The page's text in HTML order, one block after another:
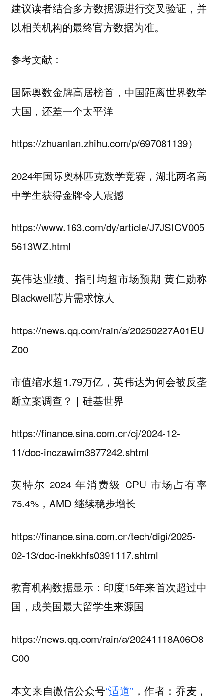
建议读者结合多方数据源进行交叉验证，并
以相关机构的最终官方数据为准。
参考文献：
国际奥数金牌高居榜首，中国距离世界数学
大国，还差一个太平洋
https://zhuanlan.zhihu.com/p/697081139）
2024年国际奥林匹克数学竞赛，湖北两名高
中学生获得金牌令人震撼
https://www.163.com/dy/article/J7JSICV005
5613WZ.html
英伟达业绩、指引均超市场预期 黄仁勋称
Blackwell芯片需求惊人
https://news.qq.com/rain/a/20250227A01EU
Z00
市值缩水超1.79万亿，英伟达为何会被反垄
断立案调查？｜硅基世界
https://finance.sina.com.cn/cj/2024-12-
11/doc-inczawim3877242.shtml
英特尔 2024 年消费级 CPU 市场占有率
75.4%，AMD 继续稳步增长
https://finance.sina.com.cn/tech/digi/2025-
02-13/doc-inekkhfs0391117.shtml
教育机构数据显示：印度15年来首次超过中
国，成美国最大留学生来源国
https://news.qq.com/rain/a/20241118A06O8
C00
本文来自微信公众号“适道” ，作者：乔麦，